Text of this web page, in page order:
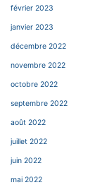
février 2023
janvier 2023
décembre 2022
novembre 2022
octobre 2022
septembre 2022
août 2022
juillet 2022
juin 2022
mai 2022